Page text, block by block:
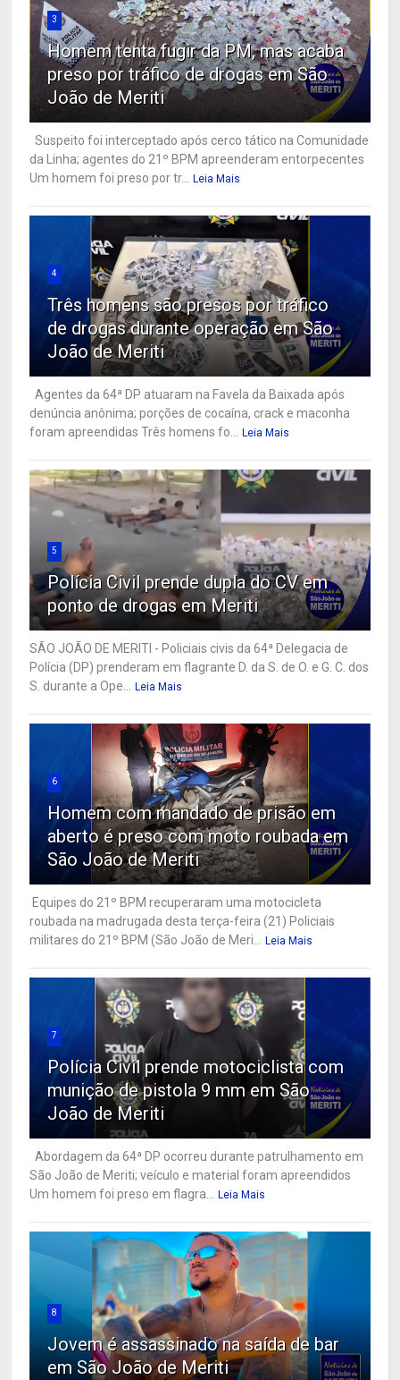
3
Homem tenta fugir da PM, mas acaba
preso por tráfico de drogas em São
João de Meriti
Suspeito foi interceptado após cerco tático na Comunidade
da Linha; agentes do 21º BPM apreenderam entorpecentes
Um homem foi preso por tr... Leia Mais
4
Três homens são presos por tráfico
de drogas durante operação em São
João de Meriti
Agentes da 64ª DP atuaram na Favela da Baixada após
denúncia anônima; porções de cocaína, crack e maconha
foram apreendidas Três homens fo... Leia Mais
5
Polícia Civil prende dupla do CV em
ponto de drogas em Meriti
SÃO JOÃO DE MERITI - Policiais civis da 64ª Delegacia de
Polícia (DP) prenderam em flagrante D. da S. de O. e G. C. dos
S. durante a Ope... Leia Mais
6
Homem com mandado de prisão em
aberto é preso com moto roubada em
São João de Meriti
Equipes do 21º BPM recuperaram uma motocicleta
roubada na madrugada desta terça-feira (21) Policiais
militares do 21º BPM (São João de Meri... Leia Mais
7
Polícia Civil prende motociclista com
munição de pistola 9 mm em São
João de Meriti
Abordagem da 64ª DP ocorreu durante patrulhamento em
São João de Meriti; veículo e material foram apreendidos
Um homem foi preso em flagra... Leia Mais
8
Jovem é assassinado na saída de bar
em São João de Meriti